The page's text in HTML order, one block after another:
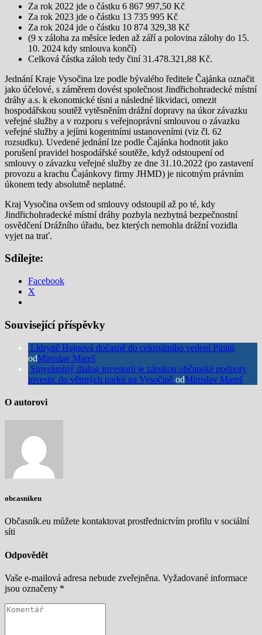
Za rok 2022 jde o částku 6 867 997,50 Kč
Za rok 2023 jde o částku 13 735 995 Kč
Za rok 2024 jde o částku 10 874 329,38 Kč
(9 x záloha za měsíce leden až září a polovina zálohy do 15.
10. 2024 kdy smlouva končí)
Celková částka záloh tedy činí 31.478.321,88 Kč.
Jednání Kraje Vysočina lze podle bývalého ředitele Čajánka označit
jako účelové, s záměrem dovést společnost Jindřichohradecké místní
dráhy a.s. k ekonomické tísni a následné likvidaci, omezit
hospodářskou soutěž vytěsněním drážní dopravy na úkor závazku
veřejné služby a v rozporu s veřejnoprávní smlouvou o závazku
veřejné služby a jejími kogentními ustanoveními (viz čl. 62
rozsudku). Uvedené jednání lze podle Čajánka hodnotit jako
porušení pravidel hospodářské soutěže, když odstoupení od
smlouvy o závazku veřejné služby ze dne 31.10.2022 (po zastavení
provozu a krachu Čajánkovy firmy JHMD) je nicotným právním
úkonem tedy absolutně neplatné.
Kraj Vysočina ovšem od smlouvy odstoupil až po té, kdy
Jindřichohradecké místní dráhy pozbyla nezbytná bezpečnostní
osvědčení Drážního úřadu, bez kterých nemohla drážní vozidla
vyjet na trať.
Sdílejte:
Facebook
X
Související příspěvky
Lídryně Hajnová dočasně do celostátního vedení Pirátů
odMiroslav Mareš
Smysluplný dialog investorů je zárukou občanské podpory
investic do větrných parků na Vysočině odMiroslav Mareš
O autorovi
obcasnikeu
Občasník.eu můžete kontaktovat prostřednictvím profilu v sociální
síti
Odpovědět
Vaše e-mailová adresa nebude zveřejněna. Vyžadované informace
jsou označeny *